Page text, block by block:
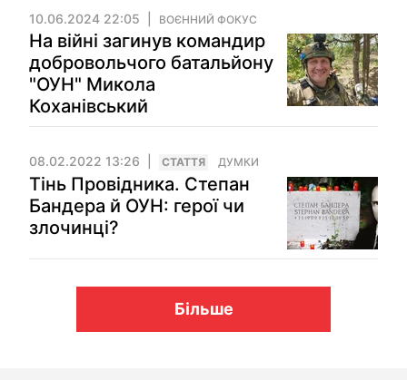
10.06.2024 22:05 ВОЄННИЙ ФОКУС
На війні загинув командир
добровольчого батальйону
"ОУН" Микола
Коханівський
08.02.2022 13:26 СТАТТЯ ДУМКИ
Тінь Провідника. Степан
Бандера й ОУН: герої чи
злочинці?
Більше